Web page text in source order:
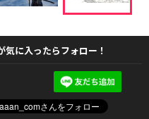
気に入ったらフォロー！